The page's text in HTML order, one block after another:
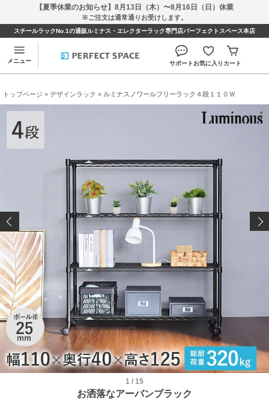
【夏季休業のお知らせ】8月13日（木）〜8月16日（日）休業
※ご注文は通常通りお受けします。
スチールラックNo.1の通販ルミナス・エレクターラック専門店パーフェクトスペース本店
メニュー サポートお気に入り カート
トップページ > デザインラック > ルミナスノワールフリーラック４段１１０Ｗ
1 / 15
お洒落なアーバンブラック